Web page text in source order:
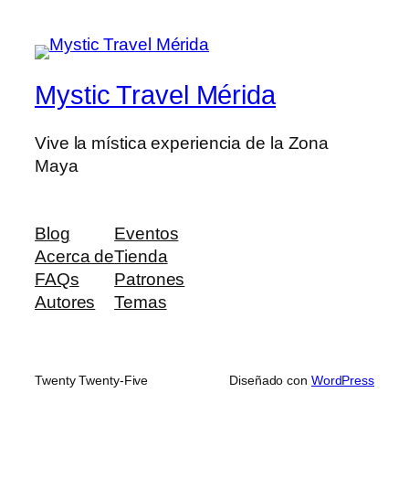
Mystic Travel Mérida
Vive la mística experiencia de la Zona
Maya
Blog
Acerca de
FAQs
Autores
Eventos
Tienda
Patrones
Temas
Twenty Twenty-Five Diseñado con WordPress